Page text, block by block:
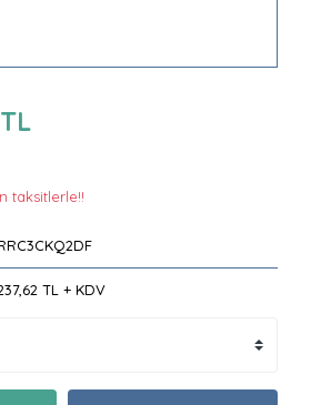
taksitlerle!!
TL + KDV